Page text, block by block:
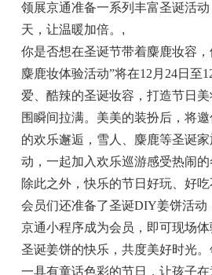
领展京通准备一系列丰富圣诞活
天，让温暖加倍。 ,
你是否想在圣诞节带着麋鹿妆容，
麋鹿妆体验活动”将在12 月 24日至
爱、酷辣的圣诞妆容，打造节日
围瞬间拉满。美美的装扮后，将
的欢乐邂逅，雪人、麋鹿等圣诞
动，一起加入欢乐巡游感受热闹的
除此之外，快乐的节日好玩、好
会员们还准备了圣诞DIY姜饼活动
京通小程序成为会员，即可现场
圣诞姜饼的快乐，共度美好时光
一具有童话色彩的节日，让孩子